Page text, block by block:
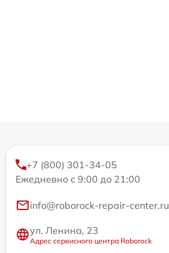
+7 (800) 301-34-05
Ежедневно с 9:00 до 21:00
info@roborock-repair-center.ru
ул. Ленина, 23
Адрес сервисного центра Roborock